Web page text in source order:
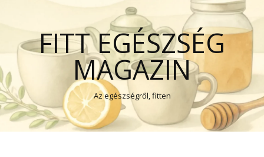
FITT EGÉSZSÉG
MAGAZIN
Az egészségről, fitten